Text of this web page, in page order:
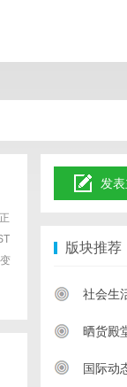
发
版块推荐
社会生
晒货殿
国际动